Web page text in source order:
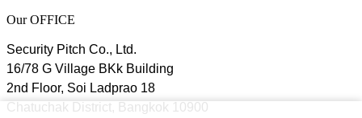
Our OFFICE
Security Pitch Co., Ltd.
16/78 G Village BKk Building
2nd Floor, Soi Ladprao 18
Chatuchak District, Bangkok 10900